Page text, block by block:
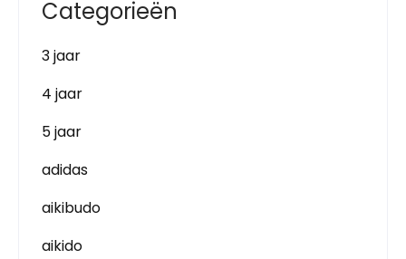
Categorieën
3 jaar
4 jaar
5 jaar
adidas
aikibudo
aikido